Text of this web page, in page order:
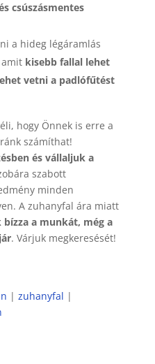
csúszásmentes
a hideg légáramlás
amit kisebb fallal lehet
vetni a padlófűtést
hogy Önnek is erre a
számíthat!
és vállaljuk a
szabott
minden
A zuhanyfal ára miatt
bízza a munkát, még a
. Várjuk megkeresését!
| zuhanyfal |